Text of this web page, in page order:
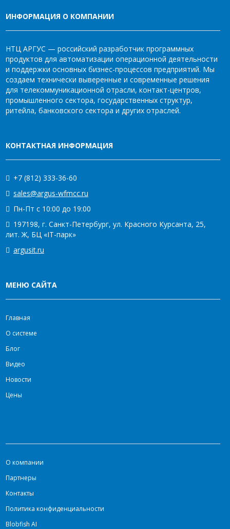
ИНФОРМАЦИЯ О КОМПАНИИ
НТЦ АРГУС — российский разработчик программных
продуктов для автоматизации операционной деятельности
и поддержки основных бизнес-процессов предприятий. Мы
создаем технически выверенные и современные решения
для телекоммуникационной отрасли, контакт-центров,
промышленного сектора, государственных структур,
ритейла, банковского сектора и других отраслей.
КОНТАКТНАЯ ИНФОРМАЦИЯ
+7 (812) 333-36-60
sales@argus-wfmcc.ru
Пн-Пт с 10:00 до 19:00
197198, г. Санкт-Петербург, ул. Красного Курсанта, 25,
лит. Ж, БЦ «IT-парк»
argusit.ru
МЕНЮ САЙТА
Главная
О системе
Блог
Видео
Новости
Цены
О компании
Партнеры
Контакты
Политика конфиденциальности
Blobfish AI